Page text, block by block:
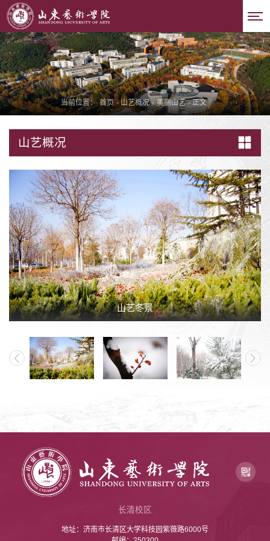
当前位置： 首页 - 山艺概况 - 美丽山艺 - 正文
山艺概况
山艺冬景
长清校区
地址：济南市长清区大学科技园紫薇路6000号